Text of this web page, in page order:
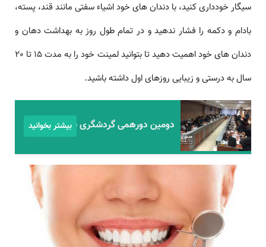
سیگار خودداری کنید، با دندان های خود اشیاء سفتی مانند قند، پسته،
بادام و دکمه را فشار ندهید و در تمام طول روز به بهداشت دهان و
دندان های خود اهمیت دهید تا بتوانید لمینت خود را به مدت 15 تا 20
سال به درستی و زیبایی روزهای اول داشته باشید.
دومین دورهمی گردشگری سلامتبیشتر بخوانید